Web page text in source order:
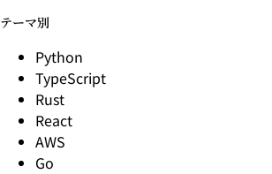
テーマ別
Python
TypeScript
Rust
React
AWS
Go